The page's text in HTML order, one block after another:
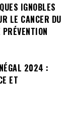
IGNOBLES
LE CANCER DU
2024 :
ET